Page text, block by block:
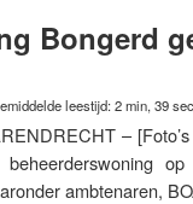
Bongerd
leestijd: 2 min, 39
–
ambtenaren,